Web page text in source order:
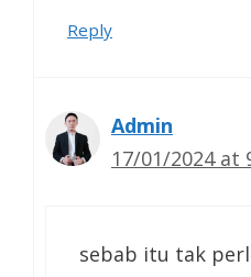
Reply
Admin
17/01/2024 at
sebab itu tak